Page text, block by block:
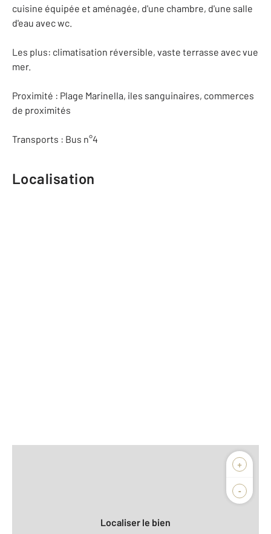
cuisine équipée et aménagée, d'une chambre, d'une salle
d'eau avec wc.
Les plus: climatisation réversible, vaste terrasse avec vue
mer.
Proximité : Plage Marinella, iles sanguinaires, commerces
de proximités
Transports : Bus n°4
Localisation
+
-
Localiser le bien